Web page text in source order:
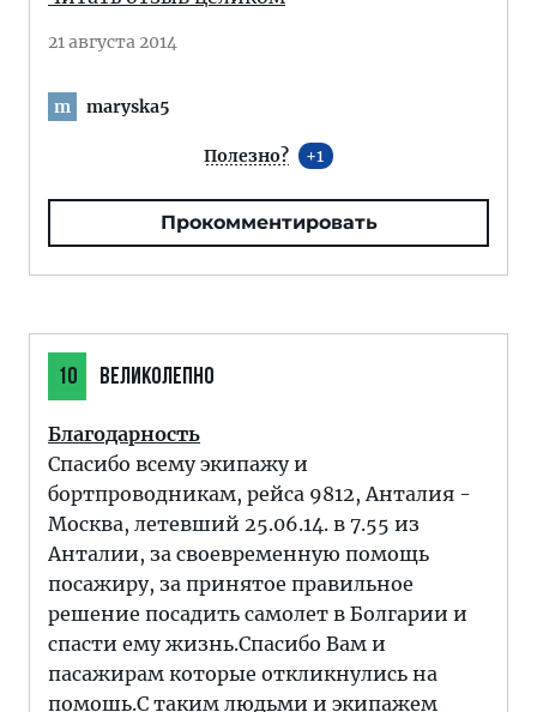
21 августа 2014
m maryska5
Полезно? 1
Прокомментировать
10 ВЕЛИКОЛЕПНО
Благодарность
Спасибо всему экипажу и
бортпроводникам, рейса 9812, Анталия -
Москва, летевший 25.06.14. в 7.55 из
Анталии, за своевременную помощь
посажиру, за принятое правильное
решение посадить самолет в Болгарии и
спасти ему жизнь.Спасибо Вам и
пасажирам которые откликнулись на
помошь.С таким людьми и экипажем